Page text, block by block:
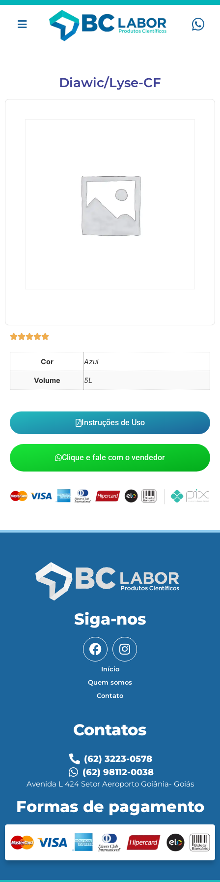
Diawic/Lyse-CF
Cor Azul
Volume 5L
Instruções de Uso
Clique e fale com o vendedor
Siga-nos
Início
Quem somos
Contato
Contatos
(62) 3223-0578
(62) 98112-0038
Avenida L 424 Setor Aeroporto Goiânia- Goiás
Formas de pagamento